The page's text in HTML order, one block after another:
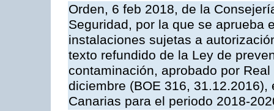
Orden, 6 feb 2018, de la
Seguridad, por la que se aprueba
instalaciones sujetas a
texto refundido de la Ley de
contaminación, aprobado por
diciembre (BOE 316,
Canarias para el periodo 2018-